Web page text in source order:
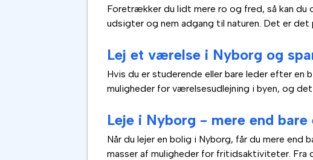
Foretrækker du lidt mere ro og fred, så kan du
udsigter og nem adgang til naturen. Det er
Lej et værelse i Nyborg og
Hvis du er studerende eller bare leder efter en
muligheder for værelsesudlejning i byen, og
Leje i Nyborg - mere end bare
Når du lejer en bolig i Nyborg, får du mere end
masser af muligheder for fritidsaktiviteter. Fra